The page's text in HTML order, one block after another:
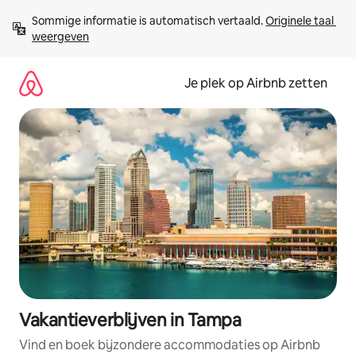
direct
naar
Sommige informatie is automatisch vertaald. Originele taal
weergeven
Je plek op Airbnb zetten
Vakantieverblijven in Tampa
Vind en boek bijzondere accommodaties op Airbnb